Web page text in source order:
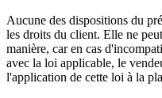
Aucune des dispositions du
les droits du client. Elle ne
manière, car en cas
avec la loi applicable, le
l'application de cette loi à la